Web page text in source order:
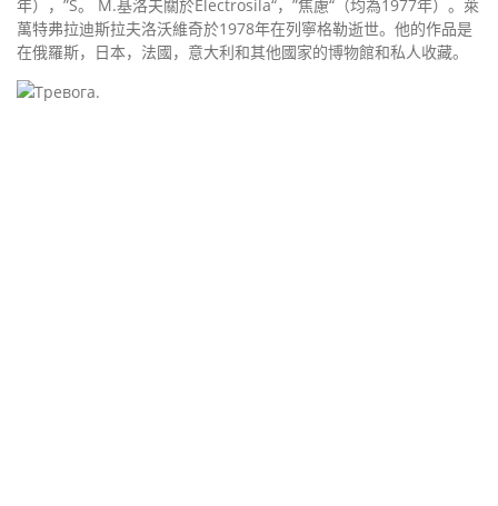
年），”S。 M.基洛夫關於Electrosila“，”焦慮“（均為1977年）。萊
萬特弗拉迪斯拉夫洛沃維奇於1978年在列寧格勒逝世。他的作品是
在俄羅斯，日本，法國，意大利和其他國家的博物館和私人收藏。